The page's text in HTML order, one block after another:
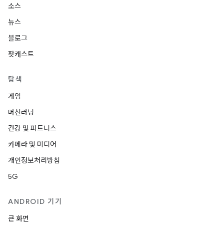
소스
뉴스
블로그
팟캐스트
탐색
게임
머신러닝
건강 및 피트니스
카메라 및 미디어
개인정보처리방침
5G
ANDROID 기기
큰 화면